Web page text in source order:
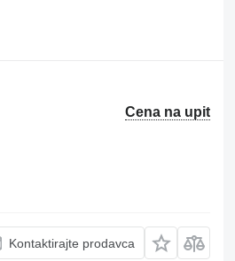
Cena na upit
Kontaktirajte prodavca